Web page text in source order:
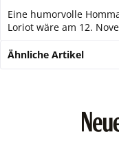
Eine humorvolle
Loriot wäre am 12.
Ähnliche Artikel